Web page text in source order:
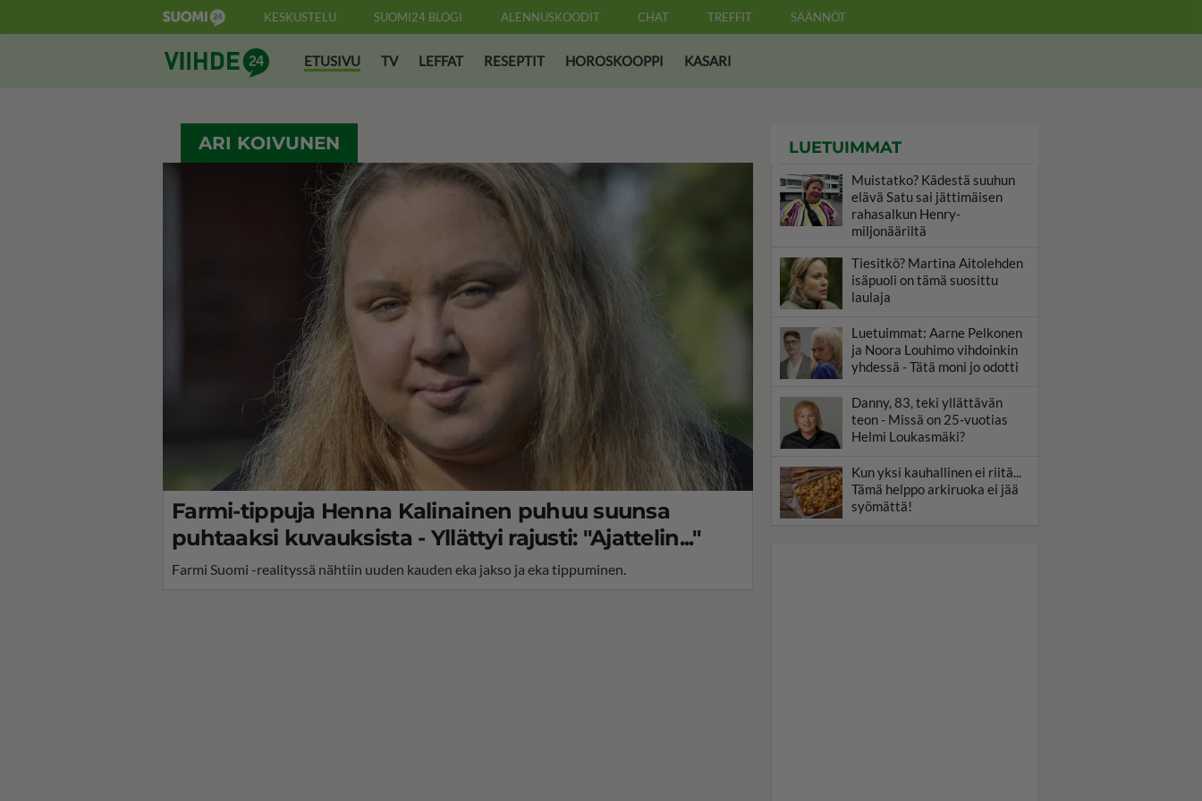
KESKUSTELU SUOMI24 BLOGI ALENNUSKOODIT CHAT TREFFIT SÄÄNNÖT
Suomi24 ViihdeETUSIVU TV LEFFAT RESEPTIT HOROSKOOPPI KASARI
ARI KOIVUNEN
Farmi-tippuja Henna Kalinainen puhuu suunsa
puhtaaksi kuvauksista - Yllättyi rajusti: "Ajattelin..."
Farmi Suomi -realityssä nähtiin uuden kauden eka jakso ja eka tippuminen.
LUETUIMMAT
Muistatko? Kädestä suuhun
elävä Satu sai jättimäisen
rahasalkun Henry-
miljonääriltä
Tiesitkö? Martina Aitolehden
isäpuoli on tämä suosittu
laulaja
Luetuimmat: Aarne Pelkonen
ja Noora Louhimo vihdoinkin
yhdessä - Tätä moni jo odotti
Danny, 83, teki yllättävän
teon - Missä on 25-vuotias
Helmi Loukasmäki?
Kun yksi kauhallinen ei riitä...
Tämä helppo arkiruoka ei jää
syömättä!